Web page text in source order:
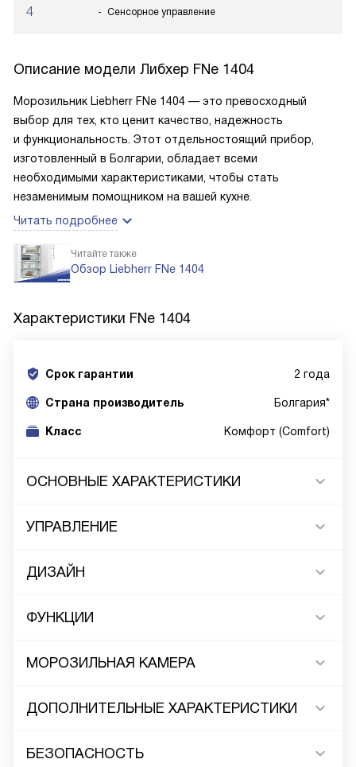
4 Сенсорное управление
Описание модели Либхер FNe 1404
Морозильник Liebherr FNe 1404 — это превосходный
выбор для тех, кто ценит качество, надежность
и функциональность. Этот отдельностоящий прибор,
изготовленный в Болгарии, обладает всеми
необходимыми характеристиками, чтобы стать
незаменимым помощником на вашей кухне.
Читать подробнее
Читайте также
Обзор Liebherr FNe 1404
Характеристики FNe 1404
Срок гарантии 2 года
Cтрана производитель Болгария*
Класс Комфорт (Comfort)
ОСНОВНЫЕ ХАРАКТЕРИСТИКИ
УПРАВЛЕНИЕ
ДИЗАЙН
ФУНКЦИИ
МОРОЗИЛЬНАЯ КАМЕРА
ДОПОЛНИТЕЛЬНЫЕ ХАРАКТЕРИСТИКИ
БЕЗОПАСНОСТЬ